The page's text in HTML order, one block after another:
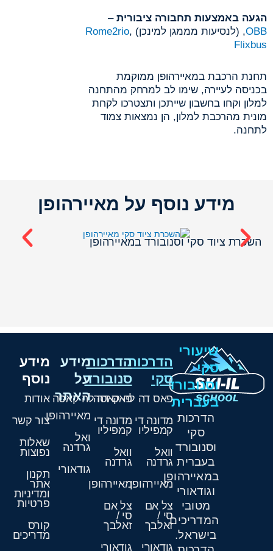
הגעה באמצעות תחבורה ציבורית –
OBB, (לנסיעות מממגן למינכן) Rome2rio,
Flixbus
תחנת הרכבת במאיירהופן ממוקמת
בכניסה לעיירה, שימו לב למרחק מהתחנה
למלון וקחו בחשבון שייתכן ותצטרכו לקחת
מונית מהרכבת למלון, הן נמצאות צמוד
לתחנה.
מידע נוסף על מאיירהופן
השכרת ציוד סקי וסנובורד במאיירהופן
שיעורי
סקי
וסנובורד
בעברית
הדרכות
סקי
וסנובורד
בעברית
במאיירהופן
וגודאורי
מטובי
המדריכים
בישראל.
הדרכות
סקי
פאס דה לה קאסה
מדונה די
קמפיליו
וואל
גרדנה
מאיירהופן
צל אם
סי /
זאלבך
גודאורי
הדרכות
סנובורד
פאס דה לה קאסה
מדונה די
קמפיליו
וואל
גרדנה
מאיירהופן
צל אם
סי /
זאלבך
גודאורי
מידע
על
האתר
מאיירהופן
ואל
גרדנה
גודאורי
מידע
נוסף
אודות
צור קשר
שאלות
נפוצות
תקנון
אתר
ומדיניות
פרטיות
קורס
מדריכים